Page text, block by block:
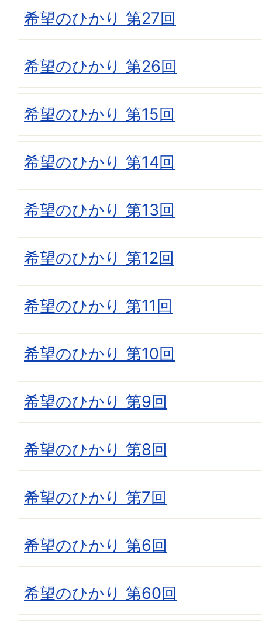
希望のひかり 第27回
希望のひかり 第26回
希望のひかり 第15回
希望のひかり 第14回
希望のひかり 第13回
希望のひかり 第12回
希望のひかり 第11回
希望のひかり 第10回
希望のひかり 第9回
希望のひかり 第8回
希望のひかり 第7回
希望のひかり 第6回
希望のひかり 第60回